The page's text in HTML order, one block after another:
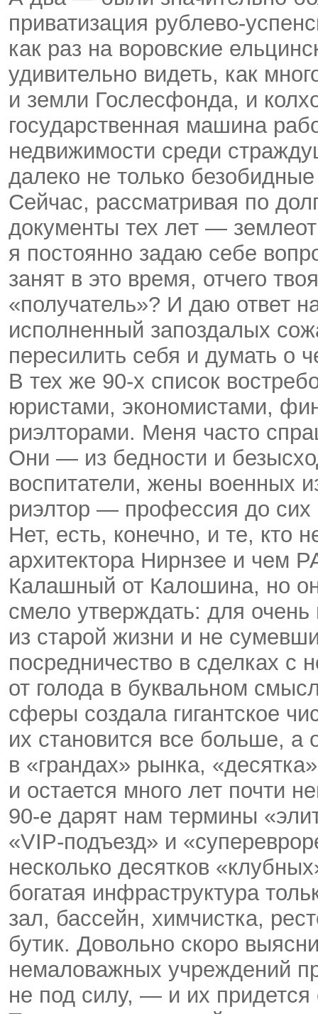
приватизация рублево-
как раз на воровские
удивительно видеть, как
и земли Гослесфонда, и
государственная машина
недвижимости среди
далеко не только
Сейчас, рассматривая по
документы тех лет —
я постоянно задаю себе
занят в это время, отчего
«получатель»? И даю ответ
исполненный запоздалых
пересилить себя и думать о
В тех же 90-х список
юристами, экономистами,
риэлторами. Меня часто
Они — из бедности и
воспитатели, жены военных
риэлтор — профессия до
Нет, есть, конечно, и те, кто
архитектора Нирнзее и чем
Калашный от Калошина, но
смело утверждать: для
из старой жизни и не
посредничество в сделках с
от голода в буквальном
сферы создала гигантское
их становится все больше,
в «грандах» рынка,
и остается много лет почти
90-е дарят нам термины
«VIP-подъезд» и
несколько десятков
богатая инфраструктура
зал, бассейн, химчистка,
бутик. Довольно скоро
немаловажных учреждений
не под силу, — и их